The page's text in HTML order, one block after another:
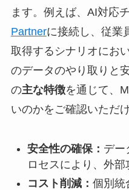
ます。例えば、AI対応
Partnerに接続し、従業
取得するシナリオにお
のデータのやり取りと
の主な特徴を通じて、
いのかをご確認いただ
安全性の確保： デー
ロセスにより、外部
コスト削減： 個別統